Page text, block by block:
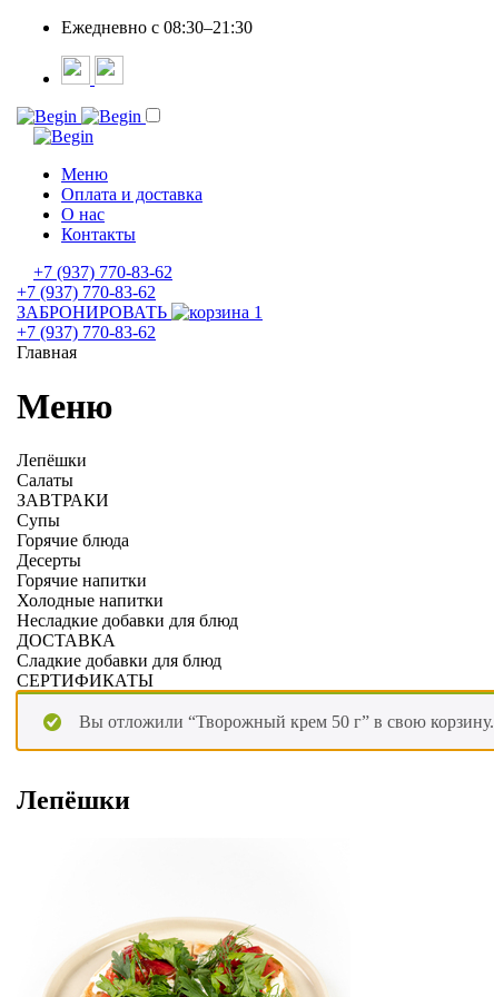
Ежедневно c 08:30–21:30
Меню
Оплата и доставка
О нас
Контакты
+7 (937) 770-83-62
+7 (937) 770-83-62
ЗАБРОНИРОВАТЬ
1
+7 (937) 770-83-62
Главная
Меню
Лепёшки
Салаты
ЗАВТРАКИ
Супы
Горячие блюда
Десерты
Горячие напитки
Холодные напитки
Несладкие добавки для блюд
ДОСТАВКА
Сладкие добавки для блюд
СЕРТИФИКАТЫ
Вы отложили “Творожный крем 50 г” в свою корзину.
Лепёшки